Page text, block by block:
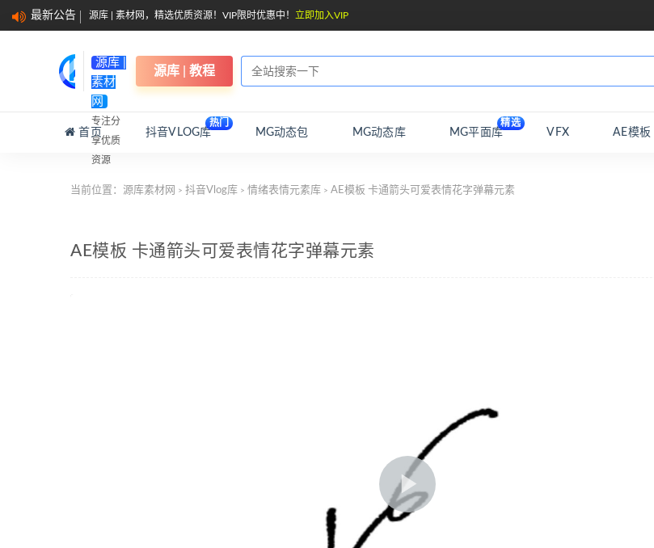
最新公告 源库 | 素材网，精选优质资源！VIP限时优惠中！ 立即加入VIP
源库 |
素材
网
专注分
享优质
资源
源库 | 教程
首页 抖音VLOG库
热门
MG动态包 MG动态库 MG平面库
精选
VFX AE模板
当前位置： 源库素材网 > 抖音Vlog库 > 情绪表情元素库 > AE模板 卡通箭头可爱表情花字弹幕元素
AE模板 卡通箭头可爱表情花字弹幕元素